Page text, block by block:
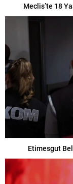
Meclis’te 18
Etimesgut